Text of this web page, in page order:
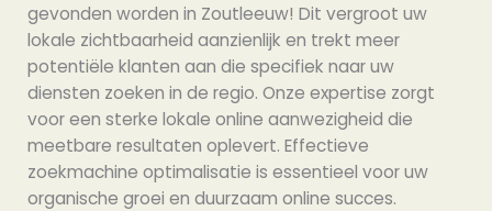
gevonden worden in Zoutleeuw! Dit vergroot uw
lokale zichtbaarheid aanzienlijk en trekt meer
potentiële klanten aan die specifiek naar uw
diensten zoeken in de regio. Onze expertise zorgt
voor een sterke lokale online aanwezigheid die
meetbare resultaten oplevert. Effectieve
zoekmachine optimalisatie is essentieel voor uw
organische groei en duurzaam online succes.